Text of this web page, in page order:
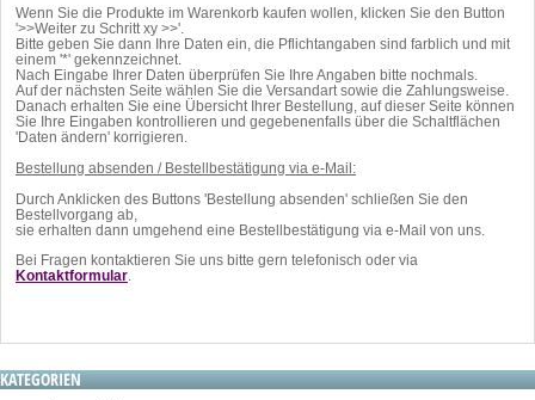
Wenn Sie die Produkte im Warenkorb kaufen wollen, klicken Sie den Button
'>>Weiter zu Schritt xy >>'.
Bitte geben Sie dann Ihre Daten ein, die Pflichtangaben sind farblich und mit
einem '*' gekennzeichnet.
Nach Eingabe Ihrer Daten überprüfen Sie Ihre Angaben bitte nochmals.
Auf der nächsten Seite wählen Sie die Versandart sowie die Zahlungsweise.
Danach erhalten Sie eine Übersicht Ihrer Bestellung, auf dieser Seite können
Sie Ihre Eingaben kontrollieren und gegebenenfalls über die Schaltflächen
'Daten ändern' korrigieren.
Bestellung absenden / Bestellbestätigung via e-Mail:
Durch Anklicken des Buttons 'Bestellung absenden' schließen Sie den
Bestellvorgang ab,
sie erhalten dann umgehend eine Bestellbestätigung via e-Mail von uns.
Bei Fragen kontaktieren Sie uns bitte gern telefonisch oder via
Kontaktformular.
KATEGORIEN